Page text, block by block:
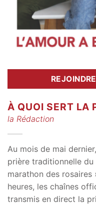
À QUOI SERT LA
la Rédaction
Au mois de mai
prière traditionnelle
marathon des
heures, les chaînes
transmis en direct la